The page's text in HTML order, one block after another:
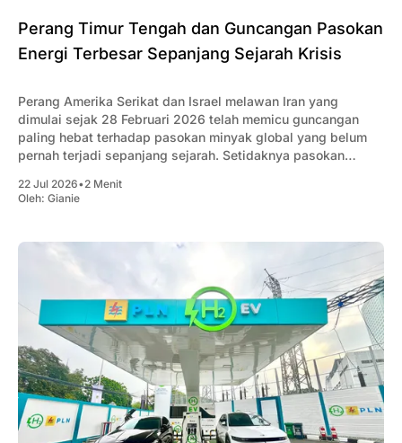
Perang Timur Tengah dan Guncangan Pasokan
Energi Terbesar Sepanjang Sejarah Krisis
Perang Amerika Serikat dan Israel melawan Iran yang
dimulai sejak 28 Februari 2026 telah memicu guncangan
paling hebat terhadap pasokan minyak global yang belum
pernah terjadi sepanjang sejarah. Setidaknya pasokan
konflik tersebut.
22 Jul 2026•2 Menit
Oleh: Gianie